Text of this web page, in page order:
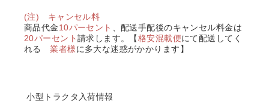
(注) キャンセル料
商品代金10パーセント
、配送手配後のキャンセル料金は
20パーセント請求します。【格安混載便にて配送してく
れる
業者様に多大な迷惑がかかります】
小型トラクタ入荷情報